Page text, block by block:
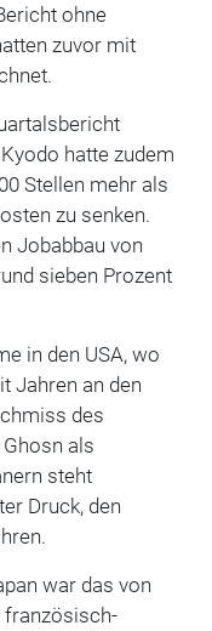
ohne
zuvor mit
hatte zudem
Stellen mehr als
zu senken.
Jobabbau von
sieben Prozent
in den USA, wo
Jahren an den
des
als
steht
Druck, den
war das von
französisch-